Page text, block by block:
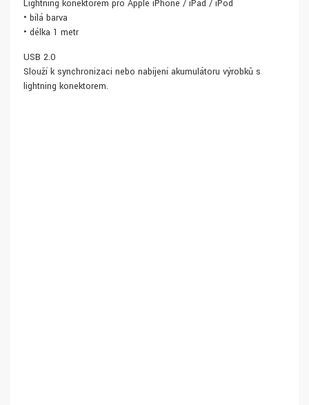
Lightning konektorem pro Apple iPhone / iPad / iPod
• bílá barva
• délka 1 metr
USB 2.0
Slouží k synchronizaci nebo nabíjení akumulátoru výrobků s
lightning konektorem.